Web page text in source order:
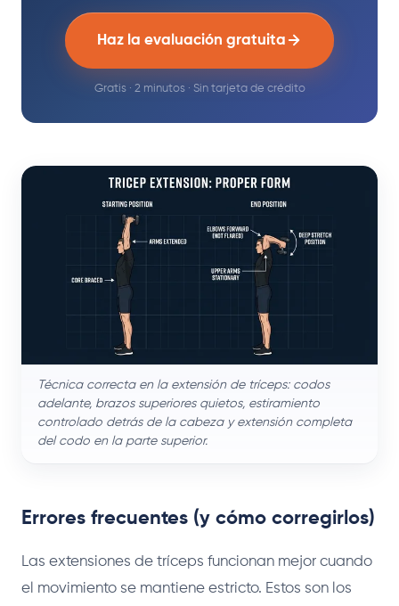
Haz la evaluación gratuita
Gratis · 2 minutos · Sin tarjeta de crédito
Técnica correcta en la extensión de tríceps: codos
adelante, brazos superiores quietos, estiramiento
controlado detrás de la cabeza y extensión completa
del codo en la parte superior.
Errores frecuentes (y cómo corregirlos)
Las extensiones de tríceps funcionan mejor cuando
el movimiento se mantiene estricto. Estos son los